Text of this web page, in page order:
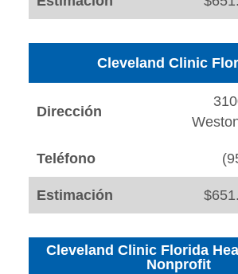
Cleveland Clinic
Dirección
Teléfono
Estimación
Cleveland Clinic Florida
Nonprofit